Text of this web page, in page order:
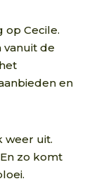
op Cecile.
vanuit de
en
weer uit.
zo komt